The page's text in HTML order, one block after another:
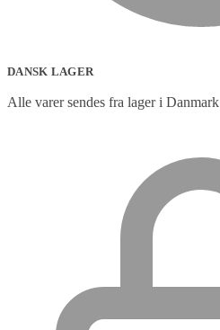
DANSK LAGER
Alle varer sendes fra lager i Danmark